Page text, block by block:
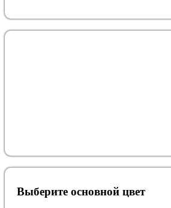
Выберите oсновной цвет